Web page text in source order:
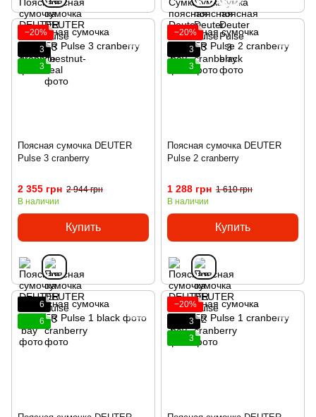
−20%
3
3
Поясная сумочка DEUTER
Pulse 3 cranberry
2 355 грн 2 944 грн
В наличии
Купить
−20%
3
3
Поясная сумочка DEUTER
Pulse 2 cranberry
1 288 грн 1 610 грн
В наличии
Купить
6
6
−20%
3
3